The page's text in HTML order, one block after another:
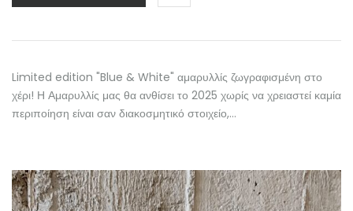
Limited edition "Blue & White" αμαρυλλίς ζωγραφισμένη στο
χέρι! Η Αμαρυλλίς μας θα ανθίσει το 2025 χωρίς να χρειαστεί καμία
περιποίηση είναι σαν διακοσμητικό στοιχείο,…